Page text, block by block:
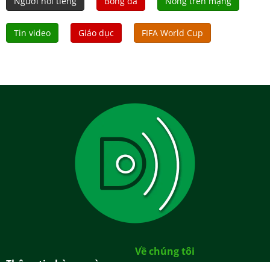
Tin video Giáo dục FIFA World Cup
Về chúng tôi